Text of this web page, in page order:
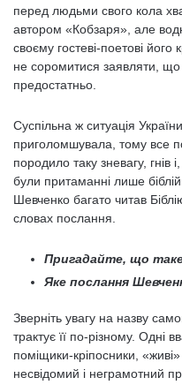
перед людьми свого кола
автором «Кобзаря», але
своєму гостеві-поетові
не соромитися заявляти,
предостатньо.
Суспільна ж ситуація
приголомшувала, тому все
породило таку зневагу,
були притаманні лише
Шевченко багато читав
словах послання.
Пригадайте, що
Яке послання
Зверніть увагу на назву
трактує її по-різному. Одні
поміщики-кріпосники,
несвідомий і неграмотний